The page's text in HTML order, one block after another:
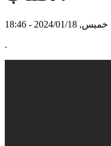
خميس, 2024/01/18 - 18:46
.